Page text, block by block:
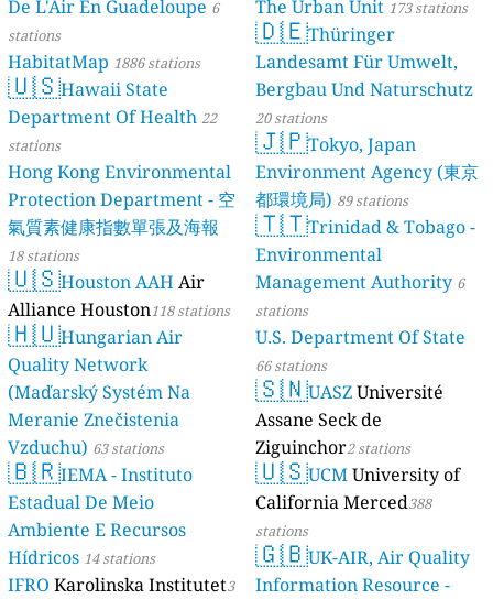
De L'Air En Guadeloupe 6
stations
HabitatMap 1886 stations
🇺🇸Hawaii State
Department Of Health 22
stations
Hong Kong Environmental
Protection Department - 空
氣質素健康指數單張及海報
18 stations
🇺🇸Houston AAH Air
Alliance Houston118 stations
🇭🇺Hungarian Air
Quality Network
(Maďarský Systém Na
Meranie Znečistenia
Vzduchu) 63 stations
🇧🇷IEMA - Instituto
Estadual De Meio
Ambiente E Recursos
Hídricos 14 stations
IFRO Karolinska Institutet3
The Urban Unit 173 stations
🇩🇪Thüringer
Landesamt Für Umwelt,
Bergbau Und Naturschutz
20 stations
🇯🇵Tokyo, Japan
Environment Agency (東京
都環境局) 89 stations
🇹🇹Trinidad & Tobago -
Environmental
Management Authority 6
stations
U.S. Department Of State
66 stations
🇸🇳UASZUniversité
Assane Seck de
Ziguinchor2 stations
🇺🇸UCMUniversity of
California Merced388
stations
🇬🇧UK-AIR, Air Quality
Information Resource -